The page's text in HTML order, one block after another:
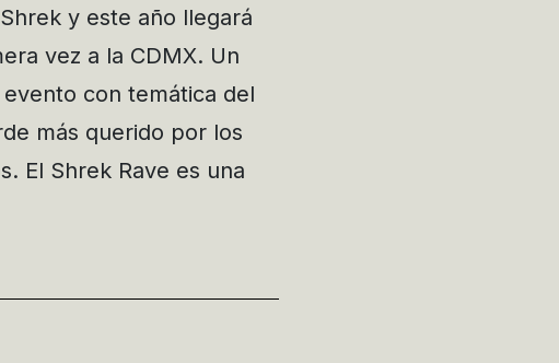
y este año llegará
vez a la CDMX. Un
con temática del
más querido por los
El Shrek Rave es una